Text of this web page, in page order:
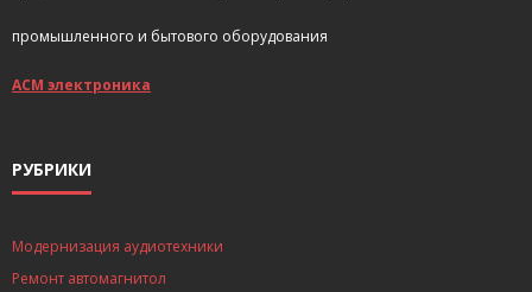
промышленного и бытового оборудования
АСМ электроника
РУБРИКИ
Модернизация аудиотехники
Ремонт автомагнитол